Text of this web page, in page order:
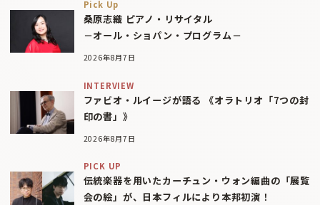
Pick Up
桑原志織 ピアノ・リサイタル
－オール・ショパン・プログラム－
2026年8月7日
INTERVIEW
ファビオ・ルイージが語る 《オラトリオ「7つの封
印の書」》
2026年8月7日
PICK UP
伝統楽器を用いたカーチュン・ウォン編曲の「展覧
会の絵」が、日本フィルにより本邦初演！